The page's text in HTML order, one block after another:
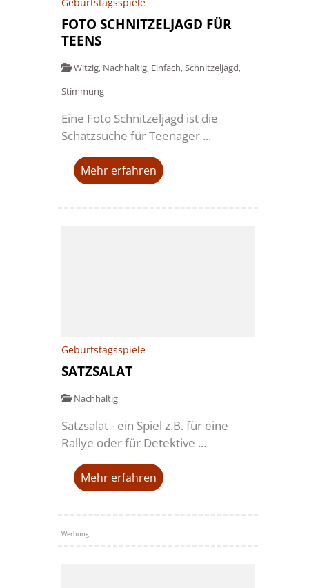
Geburtstagsspiele
FOTO SCHNITZELJAGD FÜR
TEENS
Witzig, Nachhaltig, Einfach,Schnitzeljagd,
Stimmung
Eine Foto Schnitzeljagd ist die
Schatzsuche für Teenager ...
Mehr erfahren
Geburtstagsspiele
SATZSALAT
Nachhaltig
Satzsalat - ein Spiel z.B. für eine
Rallye oder für Detektive ...
Mehr erfahren
Werbung